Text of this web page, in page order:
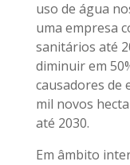
uso de água
uma empresa
sanitários até
diminuir em
causadores de
mil novos
até 2030.
Em âmbito